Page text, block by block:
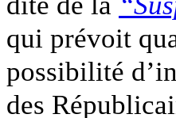
qui prévoit
possibilité
des